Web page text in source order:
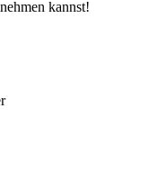
kannst!